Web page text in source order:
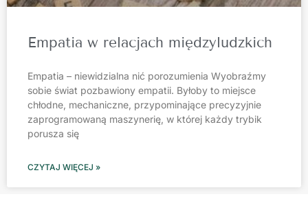
Empatia w relacjach międzyludzkich
Empatia – niewidzialna nić porozumienia Wyobraźmy
sobie świat pozbawiony empatii. Byłoby to miejsce
chłodne, mechaniczne, przypominające precyzyjnie
zaprogramowaną maszynerię, w której każdy trybik
porusza się
CZYTAJ WIĘCEJ »